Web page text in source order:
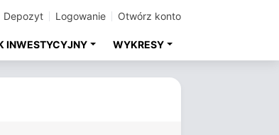
Depozyt Logowanie Otwórz konto
INWESTYCYJNY WYKRESY